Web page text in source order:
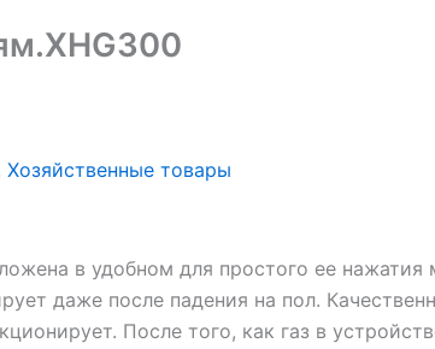
Хозяйственные товары
в удобном для простого ее нажатия
даже после падения на пол.
После того, как газ в